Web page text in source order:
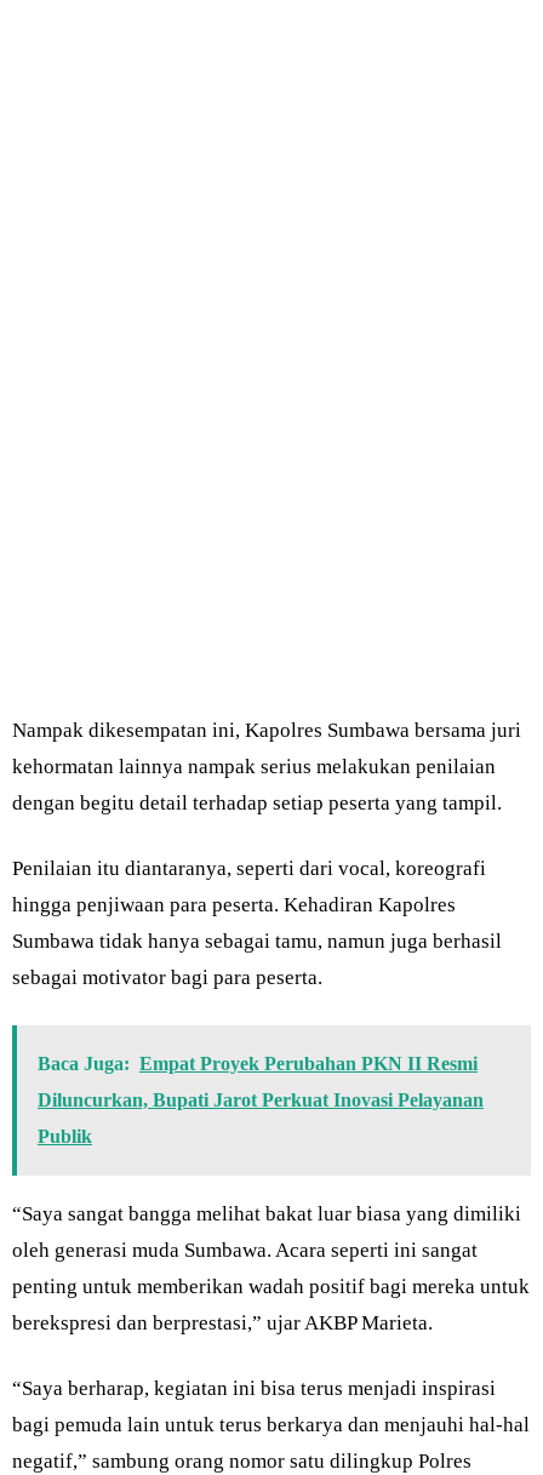
Nampak dikesempatan ini, Kapolres Sumbawa bersama juri
kehormatan lainnya nampak serius melakukan penilaian
dengan begitu detail terhadap setiap peserta yang tampil.
Penilaian itu diantaranya, seperti dari vocal, koreografi
hingga penjiwaan para peserta. Kehadiran Kapolres
Sumbawa tidak hanya sebagai tamu, namun juga berhasil
sebagai motivator bagi para peserta.
Baca Juga: Empat Proyek Perubahan PKN II Resmi
Diluncurkan, Bupati Jarot Perkuat Inovasi Pelayanan
Publik
“Saya sangat bangga melihat bakat luar biasa yang dimiliki
oleh generasi muda Sumbawa. Acara seperti ini sangat
penting untuk memberikan wadah positif bagi mereka untuk
berekspresi dan berprestasi,” ujar AKBP Marieta.
“Saya berharap, kegiatan ini bisa terus menjadi inspirasi
bagi pemuda lain untuk terus berkarya dan menjauhi hal-hal
negatif,” sambung orang nomor satu dilingkup Polres